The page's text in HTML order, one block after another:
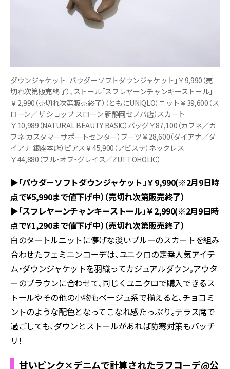
ダウンジャケット「パウダーソフトダウンジャケット」￥9,990（売
切れ次第販売終了）、ストール「スフレヤーンチャンキーストール」
￥2,990（売切れ次第販売終了）（ともにUNIQLO）ニット￥39,600（ス
ローン／ザ ショップ スローン 新静岡セノバ店）スカート
￥10,989（NATURAL BEAUTY BASIC）バッグ￥87,100（カフネ／カ
フネ カスタマーサポートセンター）ブーツ￥28,600（ダイアナ／ダ
イアナ 銀座本店）ピアス￥45,900（アビステ）ネックレス
￥44,880（フル・オブ・グレイス／ZUTTOHOLIC）
▶「パウダーソフトダウンジャケット」￥9,990(※2月9日時
点で¥5,990まで値下げ中）（売切れ次第販売終了）
▶「スフレヤーンチャンキーストール」￥2,990(※2月9日時
点で¥1,290まで値下げ中）（売切れ次第販売終了）
白のタートルニットに儚げな淡いブルーのスカートを組み
合わせたフェミニンコーデは、ユニクロの定番人気アイテ
ム・ダウンジャケットを羽織ってカジュアルダウン。アウタ
ーのブラウンに合わせて、同じくユニクロで購入できるス
トールやその他の小物もベージュ系で揃えると、チョコミ
ントのような配色となってこなれ感たっぷり。テラス席で
過ごしても、ダウンとストールがあれば防寒対策もバッチ
リ！
甘いピンク×デニムで計算されたラフコーデ@公